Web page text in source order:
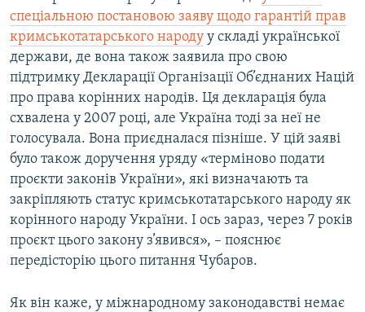
спеціальною постановою заяву щодо гарантій прав
кримськотатарського народу у складі української
держави, де вона також заявила про свою
підтримку Декларації Організації Об’єднаних Націй
про права корінних народів. Ця декларація була
схвалена у 2007 році, але Україна тоді за неї не
голосувала. Вона приєдналася пізніше. У цій заяві
було також доручення уряду «терміново подати
проєкти законів України», які визначають та
закріпляють статус кримськотатарського народу як
корінного народу України. І ось зараз, через 7 років
проєкт цього закону з’явився», – пояснює
передісторію цього питання Чубаров.
Як він каже, у міжнародному законодавстві немає